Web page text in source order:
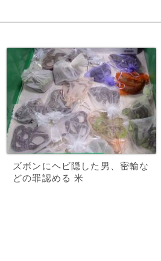
ズボンにヘビ隠した男、密輸な
どの罪認める 米